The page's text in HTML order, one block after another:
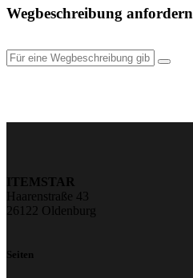
Wegbeschreibung anfordern
ITEMSTAR
Haarenstraße 43
26122 Oldenburg
Seiten